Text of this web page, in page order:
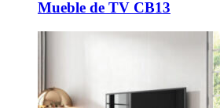
Mueble de TV CB13